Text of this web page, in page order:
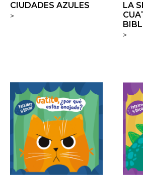
CIUDADES AZULES
>
LA
>